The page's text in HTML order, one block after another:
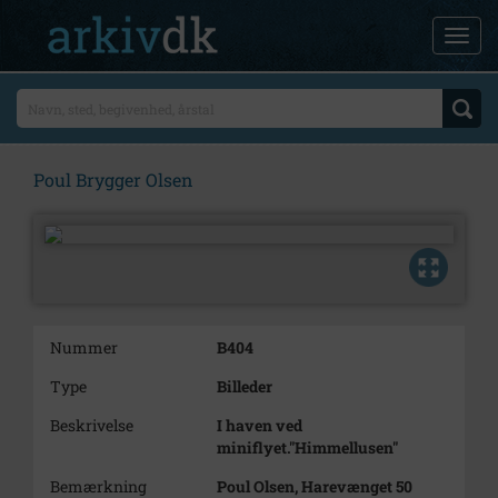
Poul Brygger Olsen
Nummer
B404
Type
Billeder
Beskrivelse
I haven ved
miniflyet."Himmellusen"
Bemærkning
Poul Olsen, Harevænget 50